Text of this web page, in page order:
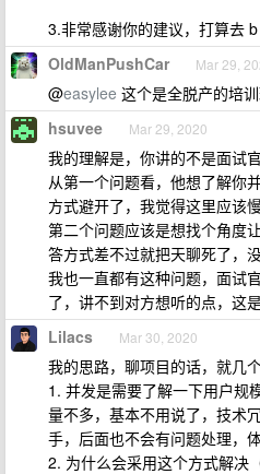
3.非常感谢你的建议，打算去 b
OldManPushCar Mar 29,
@easylee 这个是全脱产的培训
hsuvee Mar 29, 2020
我的理解是，你讲的不是面试官
从第一个问题看，他想了解你
方式避开了，我觉得这里应该
第二个问题应该是想找个角度
答方式差不过就把天聊死了，
我也一直都有这种问题，面试
了，讲不到对方想听的点，这
Lilacs Mar 30, 2020
我的思路，聊项目的话，就几
1. 并发是需要了解一下用户规
量不多，基本不用说了，技术
手，后面也不会有问题处理，
2. 为什么会采用这个方式解决